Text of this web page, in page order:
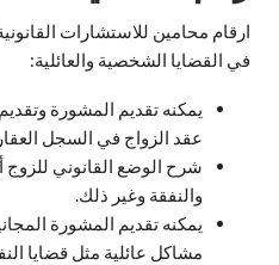
ارقام محامين للاستشارات
في القضايا الشخصية والعائلية:
يمكنه تقديم المشورة
عقد الزواج في السجل
شرح الوضع القانوني
والنفقة وغير ذلك.
يمكنه تقديم المشورة
مشاكل عائلية مثل قضايا